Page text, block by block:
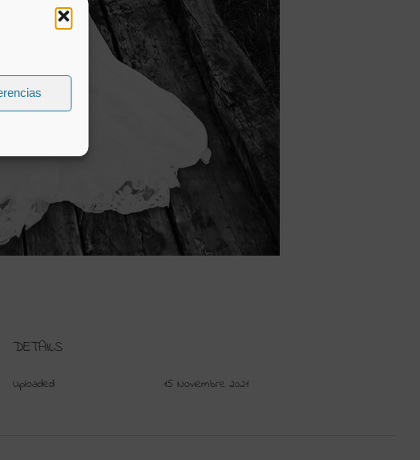
DETAILS
Uploaded 15 Noviembre 2021